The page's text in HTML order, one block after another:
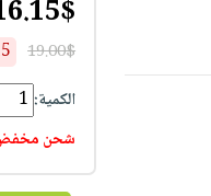
19.00$
الكمية:
شحن